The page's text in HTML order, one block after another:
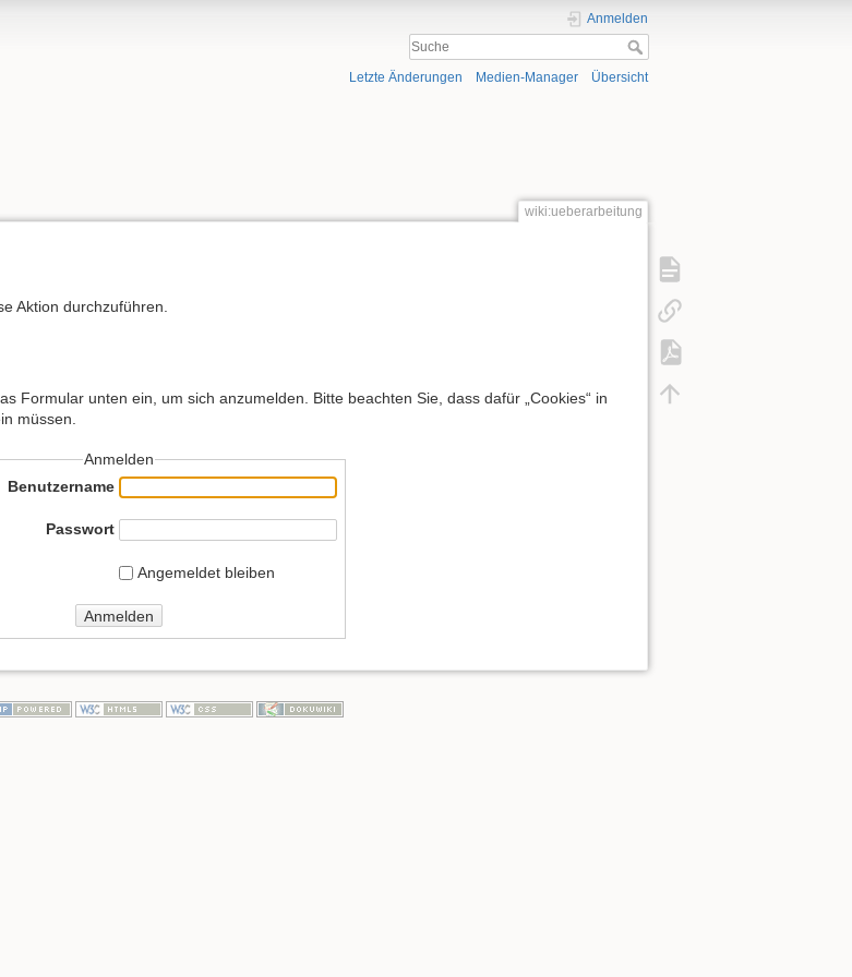
Anmelden
Letzte Änderungen Medien-Manager Übersicht
wiki:ueberarbeitung
Aktion durchzuführen.
Formular unten ein, um sich anzumelden. Bitte beachten Sie, dass dafür „Cookies“ in
müssen.
Anmelden
Benutzername
Passwort
Angemeldet bleiben
Anmelden